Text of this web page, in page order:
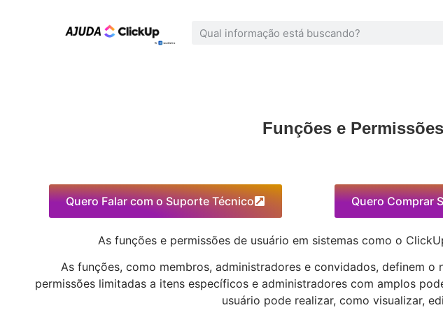
Funções e
Quero Falar com o Suporte Técnico Quero Comprar
As funções e permissões de usuário em sistemas como o
As funções, como membros, administradores e convidados, definem
permissões limitadas a itens específicos e administradores com amplos
usuário pode realizar, como visualizar,